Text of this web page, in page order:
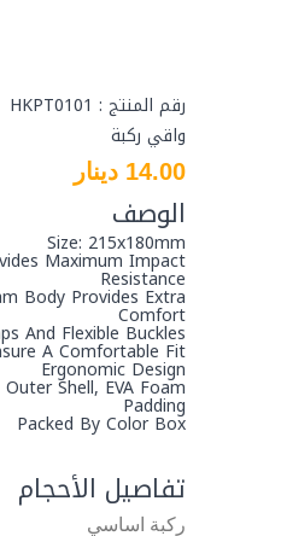
رقم المنتج : HKPT0101
واقي ركبة
14.00 دينار
الوصف
Size: 215x180mm
Maximum Impact
Resistance
Body Provides Extra
Comfort
And Flexible Buckles
A Comfortable Fit
Ergonomic Design
Shell, EVA Foam
Padding
Packed By Color Box
تفاصيل الأحجام
ركبة اساسي